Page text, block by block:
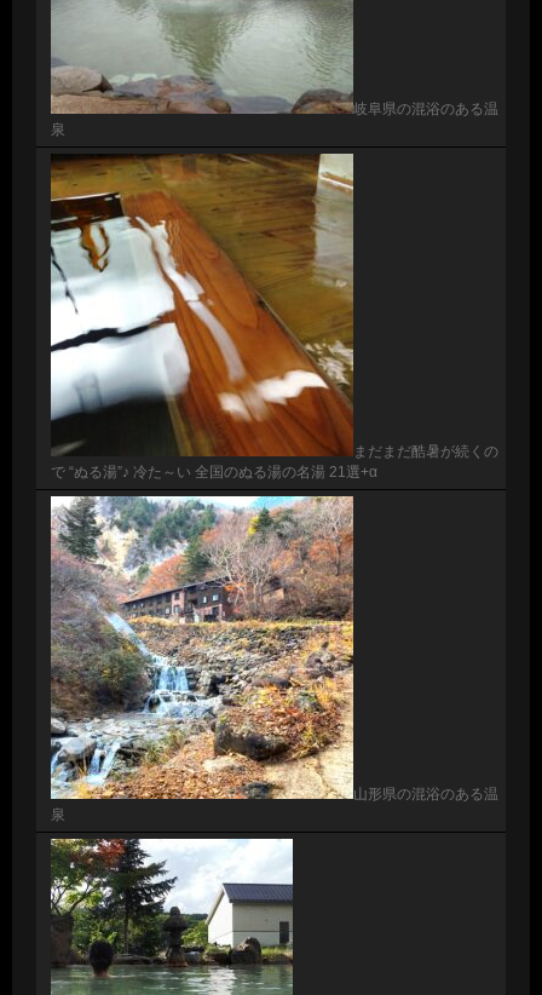
岐阜県の混浴のある温
泉
まだまだ酷暑が続くの
で “ぬる湯”♪ 冷た～い 全国のぬる湯の名湯 21選+α
山形県の混浴のある温
泉